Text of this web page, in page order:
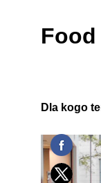
Dla kogo